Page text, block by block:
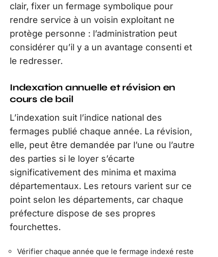
clair, fixer un fermage symbolique pour
rendre service à un voisin exploitant ne
protège personne : l’administration peut
considérer qu’il y a un avantage consenti et
le redresser.
Indexation annuelle et révision en
cours de bail
L’indexation suit l’indice national des
fermages publié chaque année. La révision,
elle, peut être demandée par l’une ou l’autre
des parties si le loyer s’écarte
significativement des minima et maxima
départementaux. Les retours varient sur ce
point selon les départements, car chaque
préfecture dispose de ses propres
fourchettes.
Vérifier chaque année que le fermage indexé reste